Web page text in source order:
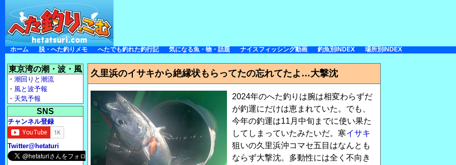
ホーム 脱・へた釣りメモ へたでも釣れた釣行記 気になる魚・物・話題 ナイスフィッシング動画 釣魚別INDEX 場所別INDEX
久里浜のイサキから絶縁状もらってたの忘れてたよ…大撃沈
2024年のへた釣りは腕は相変わらずだ
が釣運にだけは恵まれていた。でも、
今年の釣運は11月中旬までに使い果た
してしまっていたみたいだ。寒イサキ
狙いの久里浜沖コマセ五目はなんとも
ならず大撃沈。多動性には全く不向き
東京湾の潮・波・風
・ 潮回りと潮流
・ 風と波予報
・ 天気予報
SNS
チャンネル登録
Twitter@hetaturi